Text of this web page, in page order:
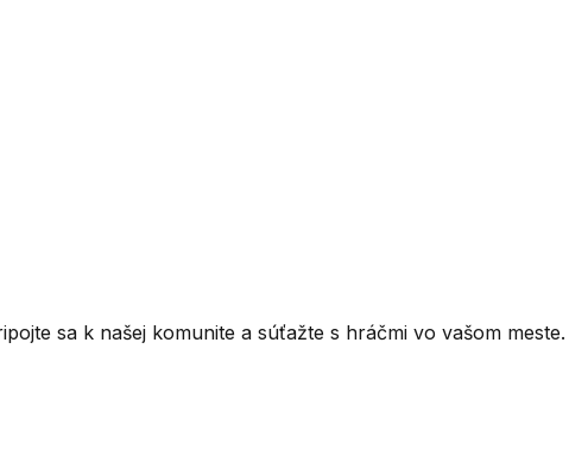
sa k našej komunite a súťažte s hráčmi vo vašom meste.